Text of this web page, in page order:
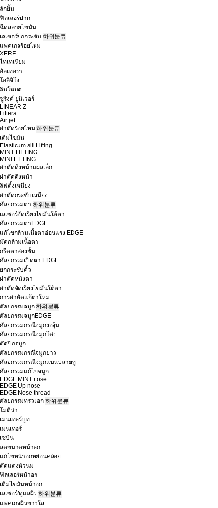
ลักยิ้ม
ฟิลเลอร์ปาก
ฉีดสลายไขมัน
เลเซอร์ยกกระชับ 하위분류
แพคเกจร้อยไหม
XERF
ไทเทเนียม
อัลเทอร่า
โอลิจิโอ
อินโหมด
ซูริงค์ ยูนิเวอร์
LINEAR Z
Liftera
Air jet
ผ่าตัดร้อยไหม 하위분류
เติมไขมัน
Elasticum sill Lifting
MINT LIFTING
MINI LIFTING
ผ่าตัดดึงหน้าแผลเล็ก
ผ่าตัดดึงหน้า
ลิฟติ้งเหนียง
ผ่าตัดกระชับเหนียง
ศัลยกรรมตา 하위분류
เลเซอร์จัดเรียงไขมันใต้ตา
ศัลยกรรมตาEDGE
แก้ไขกล้ามเนื้อตาอ่อนแรง EDGE
มัดกล้ามเนื้อตา
กรีดตาสองชั้น
ศัลยกรรมเปิดตา EDGE
ยกกระชับคิ้ว
ผ่าตัดหนังตา
ผ่าตัดจัดเรียงไขมันใต้ตา
การผ่าตัดแก้ตาใหม่
ศัลยกรรมจมูก 하위분류
ศัลยกรรมจมูกEDGE
ศัลยกรรมกรณีจมูกงองุ้ม
ศัลยกรรมกรณีจมูกโด่ง
ตัดปีกจมูก
ศัลยกรรมกรณีจมูกยาว
ศัลยกรรมกรณีจมูกแบนปลายทู่
ศัลยกรรมแก้ไขจมูก
EDGE MINT nose
EDGE Up nose
EDGE Nose thread
ศัลยกรรมทรวงอก 하위분류
โมติว่า
เมนเทอร์บูท
เมนเทอร์
เซบิน
ลดขนาดหน้าอก
แก้ไขหน้าอกหย่อนคล้อย
ตัดแต่งหัวนม
ฟิลเลอร์หน้าอก
เติมไขมันหน้าอก
เลเซอร์/ดูแลผิว 하위분류
แพคเกจผิวขาวใส